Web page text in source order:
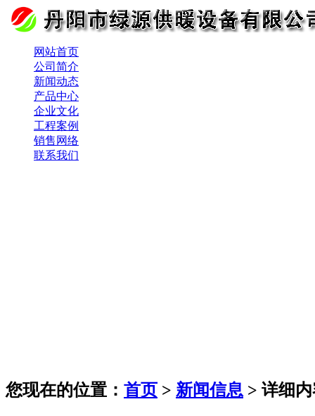
网站首页
公司简介
新闻动态
产品中心
企业文化
工程案例
销售网络
联系我们
您现在的位置： 首页 > 新闻信息 > 详细